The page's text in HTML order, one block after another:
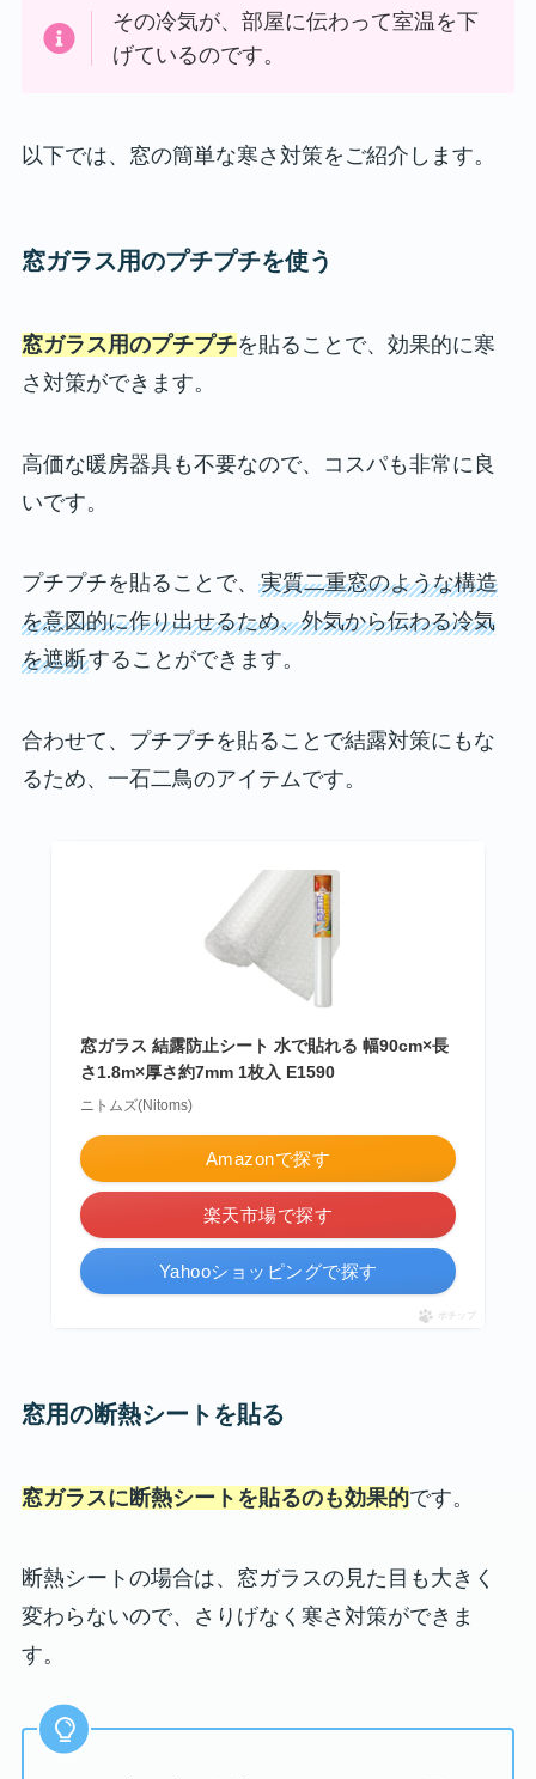
その冷気が、部屋に伝わって室温を下
げているのです。
以下では、窓の簡単な寒さ対策をご紹介します。
窓ガラス用のプチプチを使う
窓ガラス用のプチプチを貼ることで、効果的に寒
さ対策ができます。
高価な暖房器具も不要なので、コスパも非常に良
いです。
プチプチを貼ることで、 実質二重窓のような構造
を意図的に作り出せるため、外気から伝わる冷気
を遮断することができます。
合わせて、プチプチを貼ることで結露対策にもな
るため、一石二鳥のアイテムです。
窓ガラス 結露防止シート 水で貼れる 幅90cm×長
さ1.8m×厚さ約7mm 1枚入 E1590
ニトムズ(Nitoms)
Amazonで探す
楽天市場で探す
Yahooショッピングで探す
ポチップ
窓用の断熱シートを貼る
窓ガラスに断熱シートを貼るのも効果的です。
断熱シートの場合は、窓ガラスの見た目も大きく
変わらないので、さりげなく寒さ対策ができま
す。